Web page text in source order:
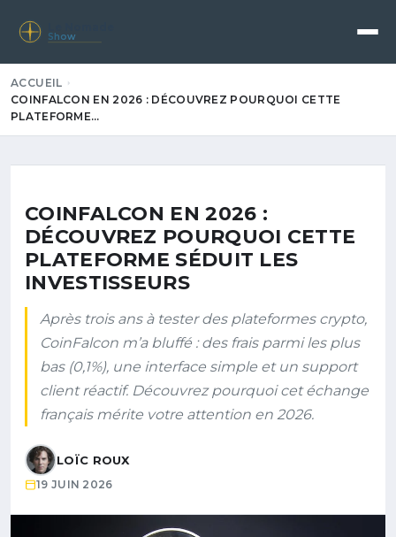
Show
ACCUEIL
COINFALCON EN 2026 : DÉCOUVREZ POURQUOI CETTE
PLATEFORME…
COINFALCON EN 2026 :
DÉCOUVREZ POURQUOI CETTE
PLATEFORME SÉDUIT LES
INVESTISSEURS
Après trois ans à tester des plateformes crypto,
CoinFalcon m’a bluffé : des frais parmi les plus
bas (0,1%), une interface simple et un support
client réactif. Découvrez pourquoi cet échange
français mérite votre attention en 2026.
LOÏC ROUX
19 JUIN 2026